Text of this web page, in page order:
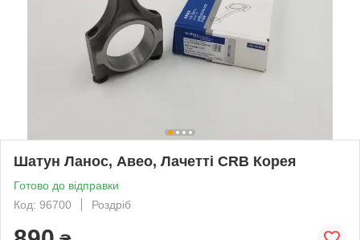
Шатун Ланос, Авео, Лачетті CRB Корея
Готово до відправки
Код: 96700
Роздріб